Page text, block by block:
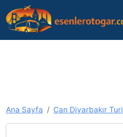
Ana Sayfa Can Diyarbakır